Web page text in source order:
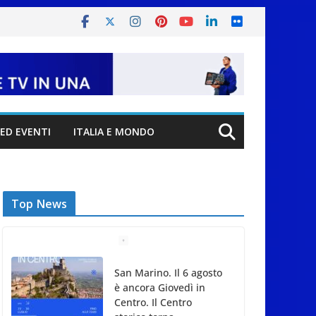
EVENTI ITALIA E MONDO
Top News
Centro. Il Centro
storico torna
protagonista di sera